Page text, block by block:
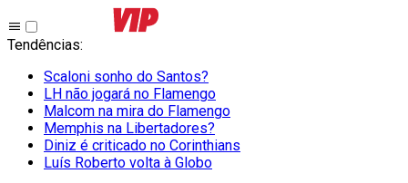
Tendências:
Scaloni sonho do Santos?
LH não jogará no Flamengo
Malcom na mira do Flamengo
Memphis na Libertadores?
Diniz é criticado no Corinthians
Luís Roberto volta à Globo